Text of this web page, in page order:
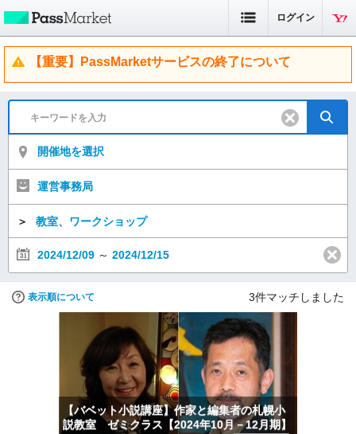
ログイン
【重要】PassMarketサービスの終了について
開催地を選択
運営事務局
＞ 教室、ワークショップ
2024/12/09 ～ 2024/12/15
表示順について 3件マッチしました
【バベット小説講座】作家と編集者の札幌小
説教室 ゼミクラス【2024年10月－12月期】